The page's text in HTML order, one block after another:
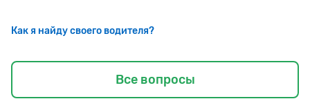
Как я найду своего водителя?
Все вопросы